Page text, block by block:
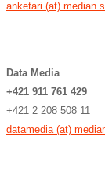
anketari (at)
Data Media
+421 911 761 429
+421 2 208 508 11
datamedia (at)